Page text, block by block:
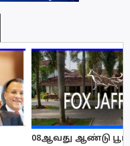
08ஆவது ஆண்டு